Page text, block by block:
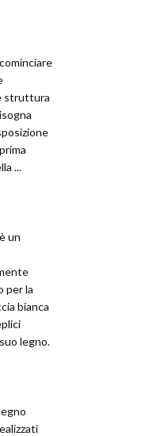
struttura
...
un
per la
bianca
legno.